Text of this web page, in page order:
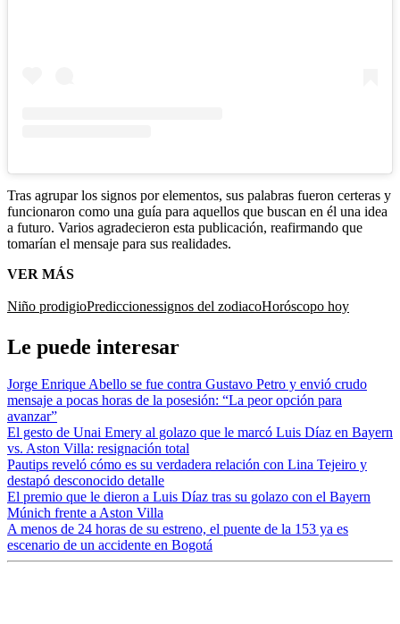
Tras agrupar los signos por elementos, sus palabras fueron certeras y
funcionaron como una guía para aquellos que buscan en él una idea
a futuro. Varios agradecieron esta publicación, reafirmando que
tomarían el mensaje para sus realidades.
VER MÁS
Niño prodigioPrediccionessignos del zodiacoHoróscopo hoy
Le puede interesar
Jorge Enrique Abello se fue contra Gustavo Petro y envió crudo
mensaje a pocas horas de la posesión: “La peor opción para
avanzar”
El gesto de Unai Emery al golazo que le marcó Luis Díaz en Bayern
vs. Aston Villa: resignación total
Pautips reveló cómo es su verdadera relación con Lina Tejeiro y
destapó desconocido detalle
El premio que le dieron a Luis Díaz tras su golazo con el Bayern
Múnich frente a Aston Villa
A menos de 24 horas de su estreno, el puente de la 153 ya es
escenario de un accidente en Bogotá